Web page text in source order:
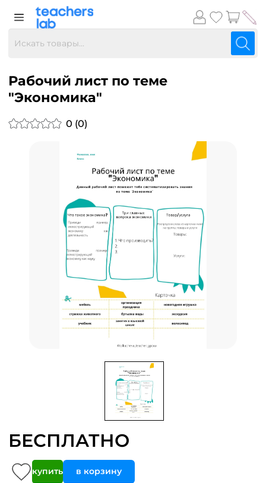
Рабочий лист по теме
"Экономика"
0 (0)
БЕСПЛАТНО
купить в корзину